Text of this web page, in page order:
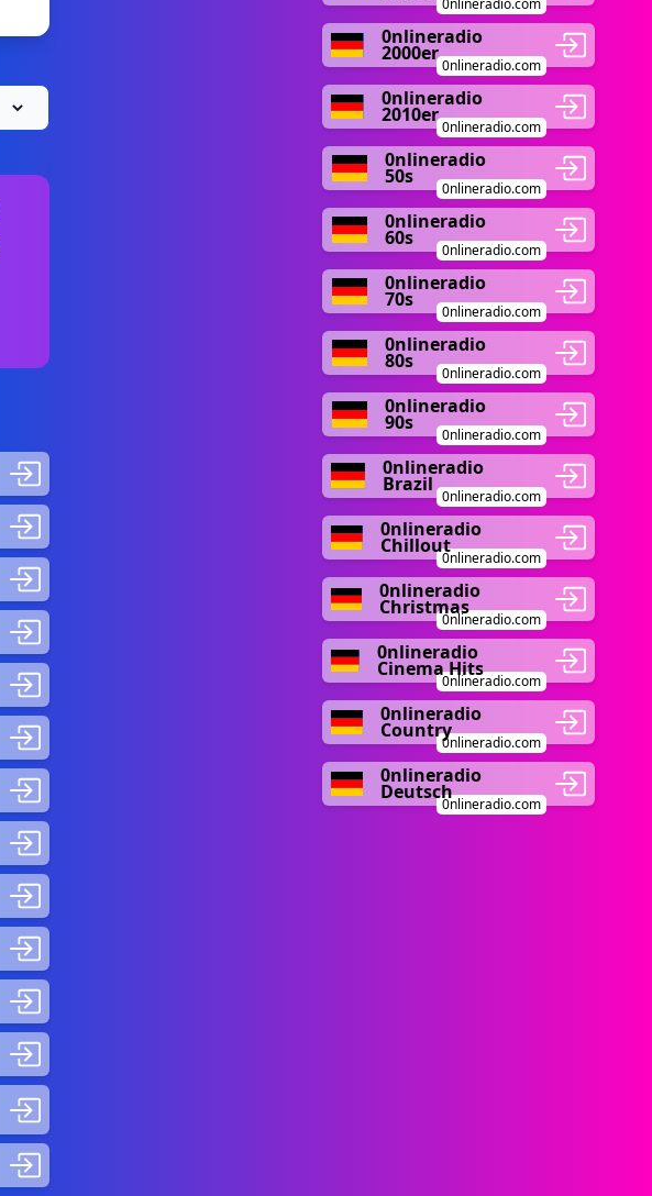
0nlineradio.com
0nlineradio
2000er
0nlineradio.com
0nlineradio
2010er
0nlineradio.com
0nlineradio
50s
0nlineradio.com
0nlineradio
60s
0nlineradio.com
0nlineradio
70s
0nlineradio.com
0nlineradio
80s
0nlineradio.com
0nlineradio
90s
0nlineradio.com
0nlineradio
Brazil
0nlineradio.com
0nlineradio
Chillout
0nlineradio.com
0nlineradio
Christmas
0nlineradio.com
0nlineradio
Cinema Hits
0nlineradio.com
0nlineradio
Country
0nlineradio.com
0nlineradio
Deutsch
0nlineradio.com